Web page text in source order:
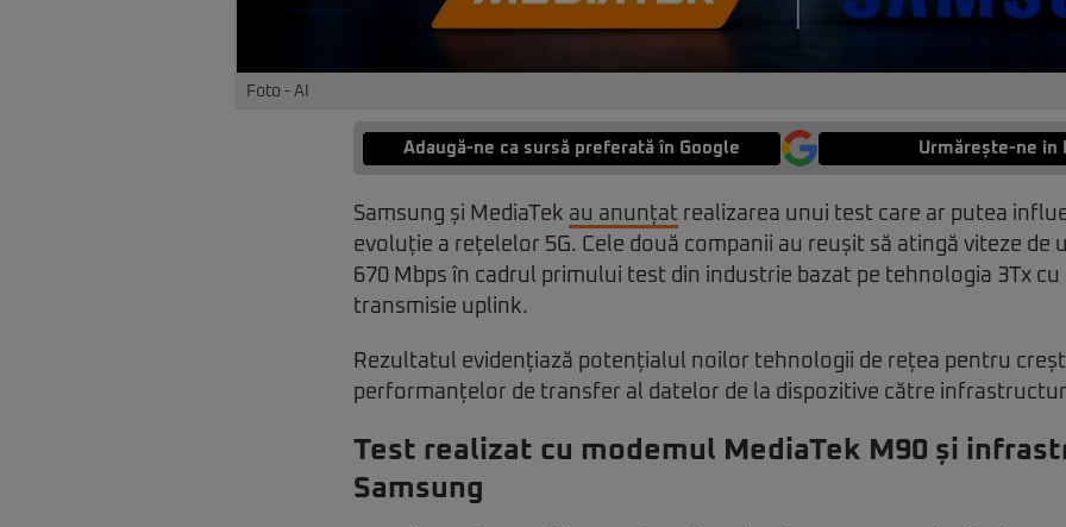
Foto - AI
Adaugă-ne ca sursă preferată în Google Urmărește-ne in
Samsung și MediaTek au anunțat realizarea unui test care ar putea
evoluție a rețelelor 5G. Cele două companii au reușit să atingă viteze de
670 Mbps în cadrul primului test din industrie bazat pe tehnologia 3Tx
transmisie uplink.
Rezultatul evidențiază potențialul noilor tehnologii de rețea pentru
performanțelor de transfer al datelor de la dispozitive către
Test realizat cu modemul MediaTek M90 și
Samsung